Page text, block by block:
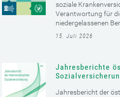
soziale
Verantwortung für
niedergelassenen
15. Juli 2026
Jahresberichte
Jahresbericht der